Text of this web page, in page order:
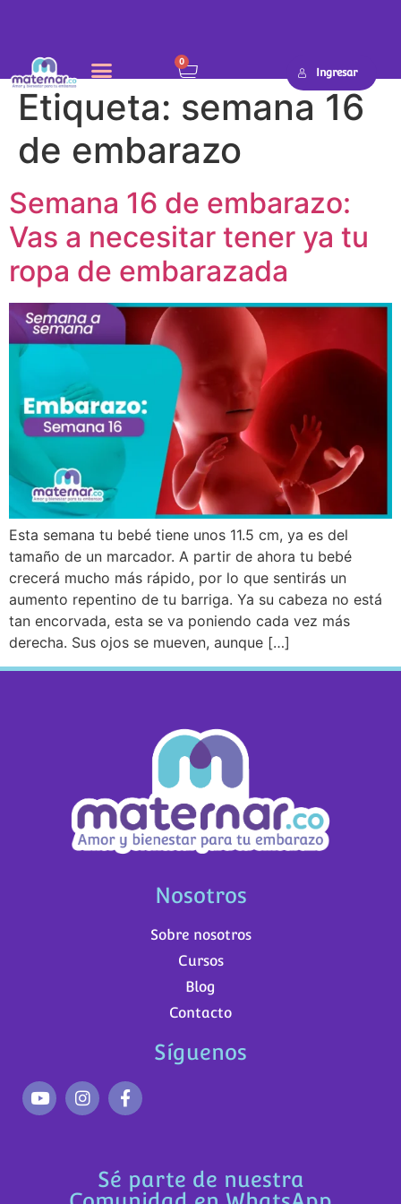
0
Ingresar
Etiqueta: semana 16
de embarazo
Semana 16 de embarazo:
Vas a necesitar tener ya tu
ropa de embarazada
Esta semana tu bebé tiene unos 11.5 cm, ya es del
tamaño de un marcador. A partir de ahora tu bebé
crecerá mucho más rápido, por lo que sentirás un
aumento repentino de tu barriga. Ya su cabeza no está
tan encorvada, esta se va poniendo cada vez más
derecha. Sus ojos se mueven, aunque […]
Nosotros
Sobre nosotros
Cursos
Blog
Contacto
Síguenos
Sé parte de nuestra